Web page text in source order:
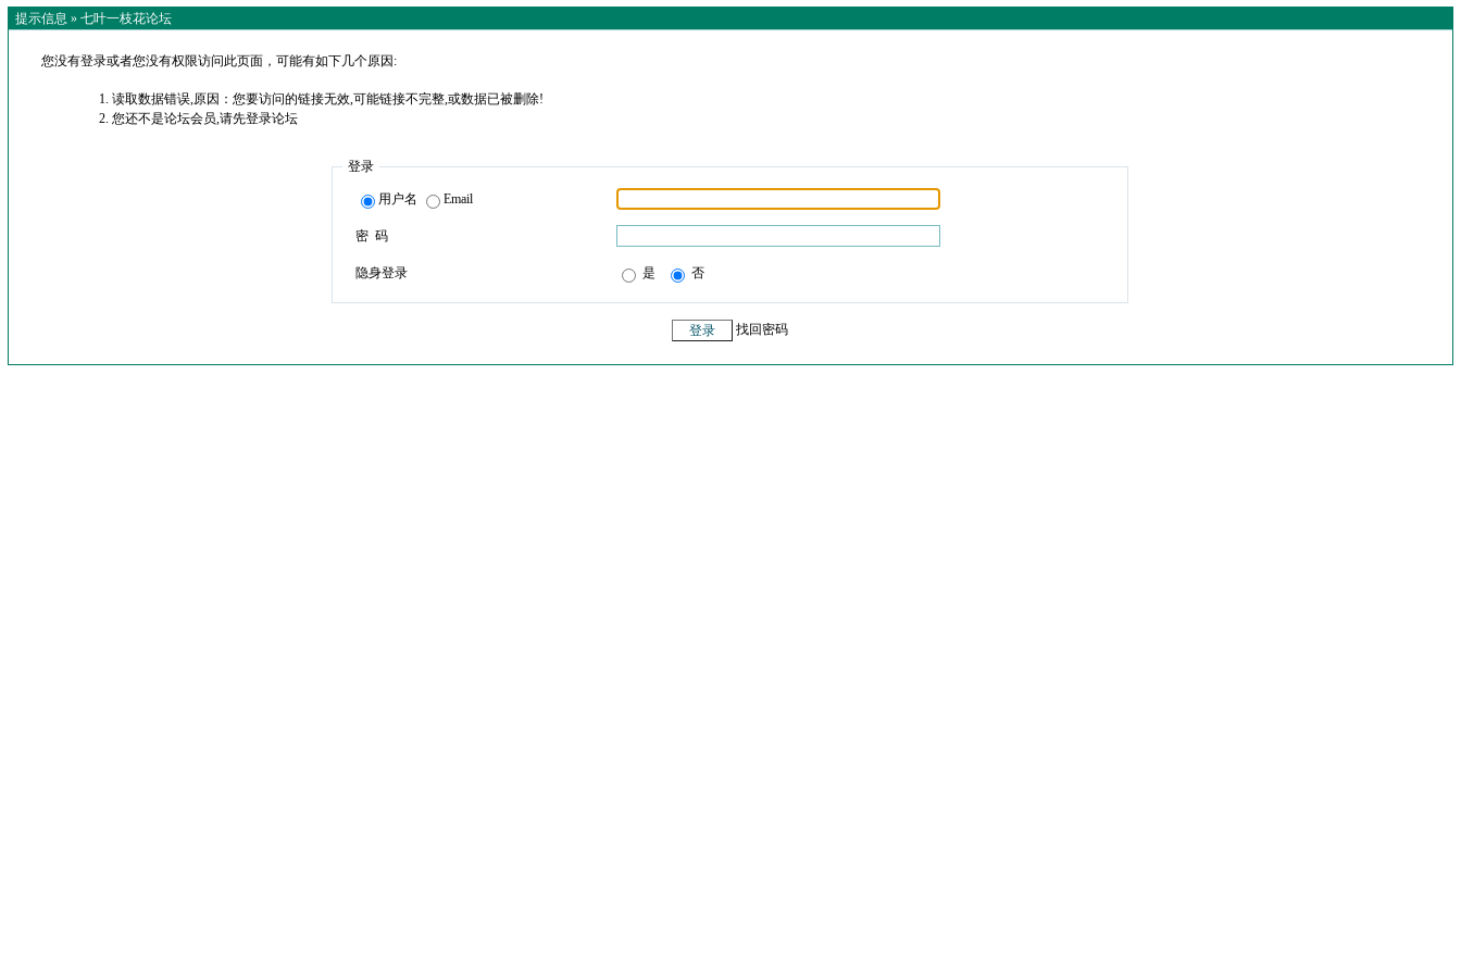
提示信息 » 七叶一枝花论坛
您没有登录或者您没有权限访问此页面，可能有如下几个原因:
读取数据错误,原因：您要访问的链接无效,可能链接不完整,或数据已被删除!
您还不是论坛会员,请先登录论坛
登录
用户名 Email
密 码
隐身登录 是 否
找回密码